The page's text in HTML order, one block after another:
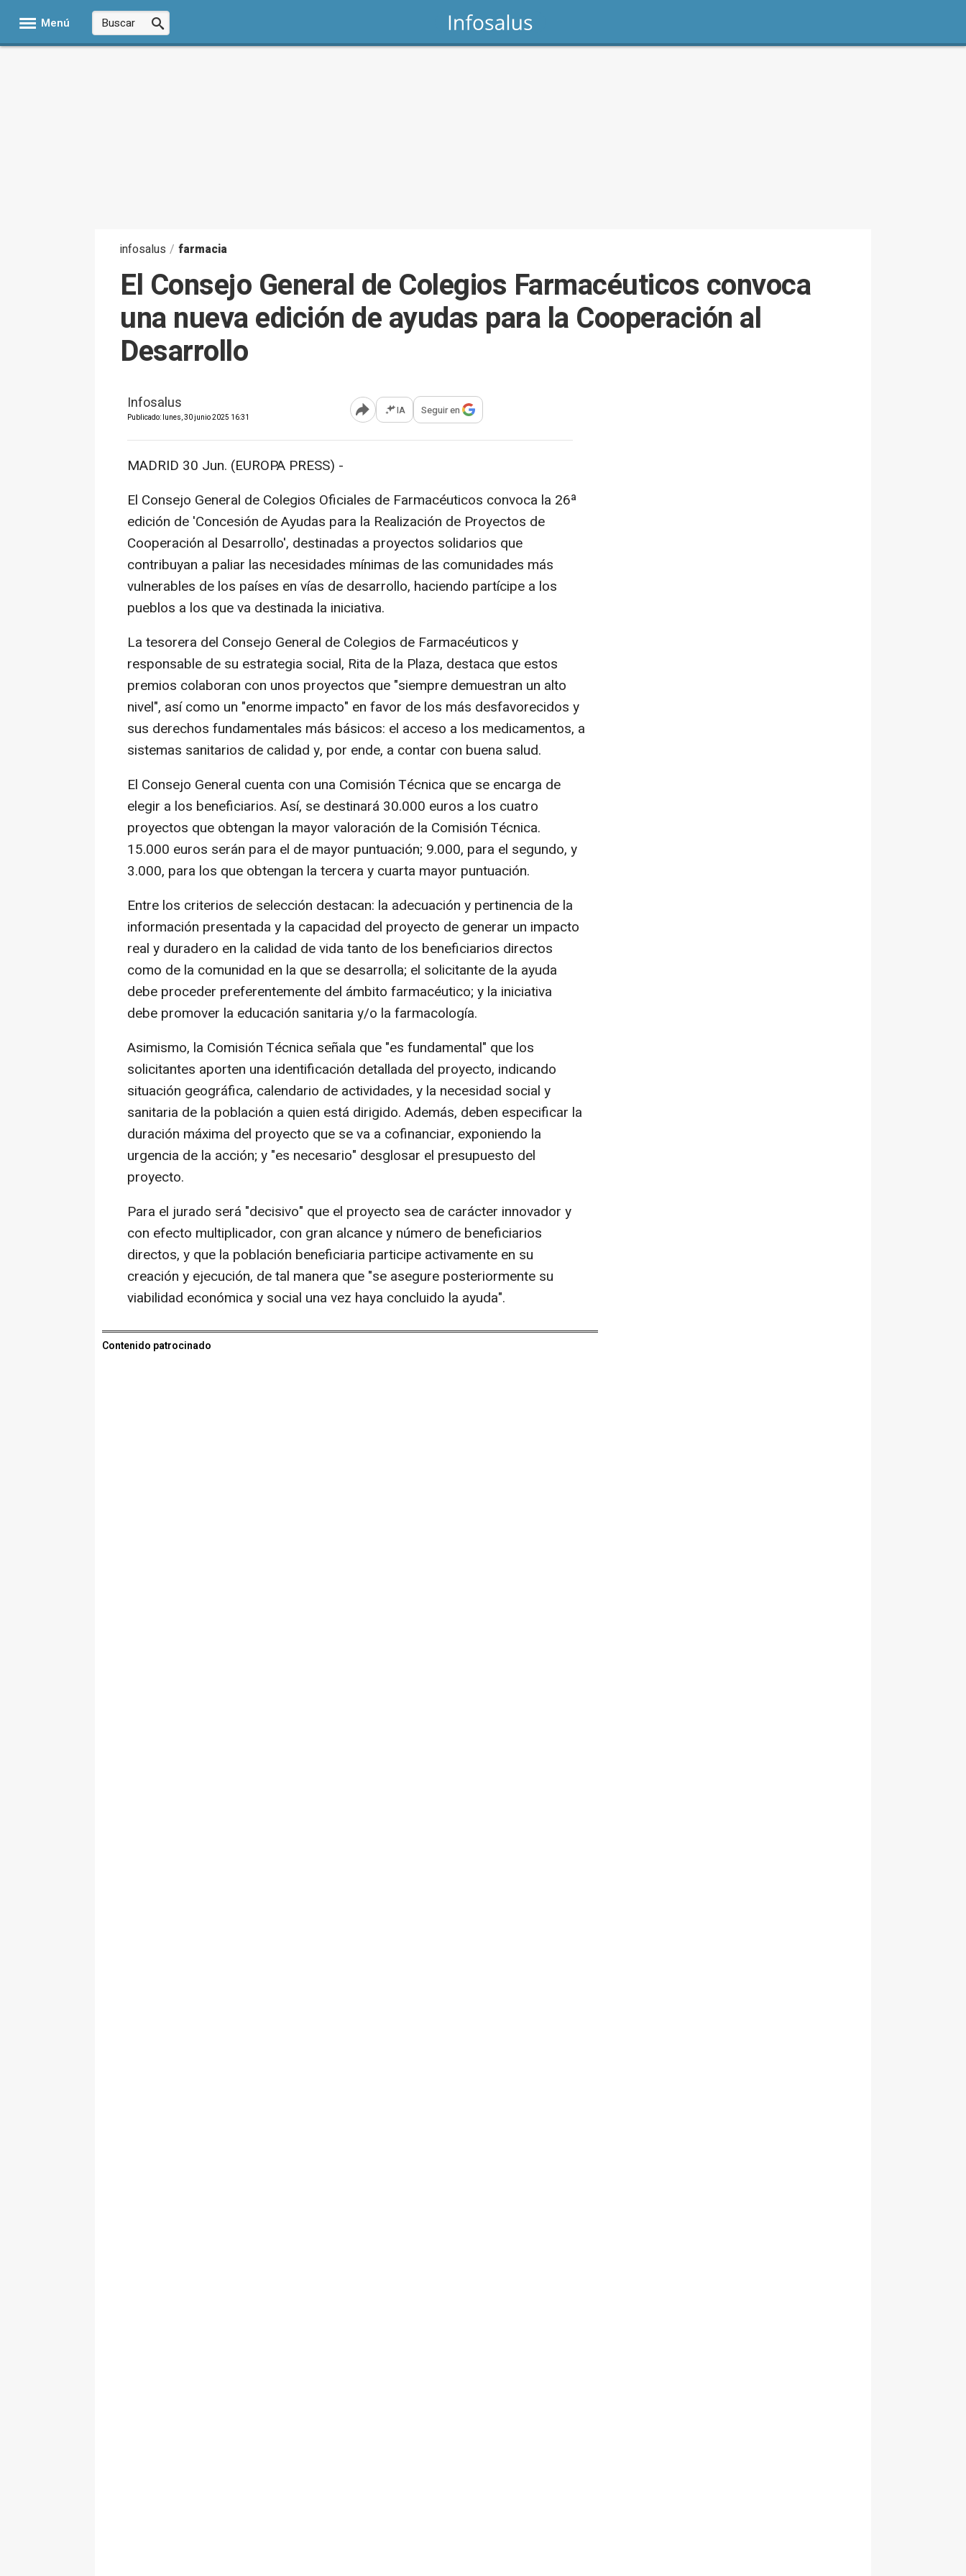
Menú
infosalus / farmacia
El Consejo General de Colegios Farmacéuticos convoca
una nueva edición de ayudas para la Cooperación al
Desarrollo
Infosalus
Publicado: lunes, 30 junio 2025 16:31 Abrir opciones para compartir
IA Seguir en
MADRID 30 Jun. (EUROPA PRESS) -
El Consejo General de Colegios Oficiales de Farmacéuticos convoca la 26ª
edición de 'Concesión de Ayudas para la Realización de Proyectos de
Cooperación al Desarrollo', destinadas a proyectos solidarios que
contribuyan a paliar las necesidades mínimas de las comunidades más
vulnerables de los países en vías de desarrollo, haciendo partícipe a los
pueblos a los que va destinada la iniciativa.
La tesorera del Consejo General de Colegios de Farmacéuticos y
responsable de su estrategia social, Rita de la Plaza, destaca que estos
premios colaboran con unos proyectos que "siempre demuestran un alto
nivel", así como un "enorme impacto" en favor de los más desfavorecidos y
sus derechos fundamentales más básicos: el acceso a los medicamentos, a
sistemas sanitarios de calidad y, por ende, a contar con buena salud.
El Consejo General cuenta con una Comisión Técnica que se encarga de
elegir a los beneficiarios. Así, se destinará 30.000 euros a los cuatro
proyectos que obtengan la mayor valoración de la Comisión Técnica.
15.000 euros serán para el de mayor puntuación; 9.000, para el segundo, y
3.000, para los que obtengan la tercera y cuarta mayor puntuación.
Entre los criterios de selección destacan: la adecuación y pertinencia de la
información presentada y la capacidad del proyecto de generar un impacto
real y duradero en la calidad de vida tanto de los beneficiarios directos
como de la comunidad en la que se desarrolla; el solicitante de la ayuda
debe proceder preferentemente del ámbito farmacéutico; y la iniciativa
debe promover la educación sanitaria y/o la farmacología.
Asimismo, la Comisión Técnica señala que "es fundamental" que los
solicitantes aporten una identificación detallada del proyecto, indicando
situación geográfica, calendario de actividades, y la necesidad social y
sanitaria de la población a quien está dirigido. Además, deben especificar la
duración máxima del proyecto que se va a cofinanciar, exponiendo la
urgencia de la acción; y "es necesario" desglosar el presupuesto del
proyecto.
Para el jurado será "decisivo" que el proyecto sea de carácter innovador y
con efecto multiplicador, con gran alcance y número de beneficiarios
directos, y que la población beneficiaria participe activamente en su
creación y ejecución, de tal manera que "se asegure posteriormente su
viabilidad económica y social una vez haya concluido la ayuda".
Contenido patrocinado